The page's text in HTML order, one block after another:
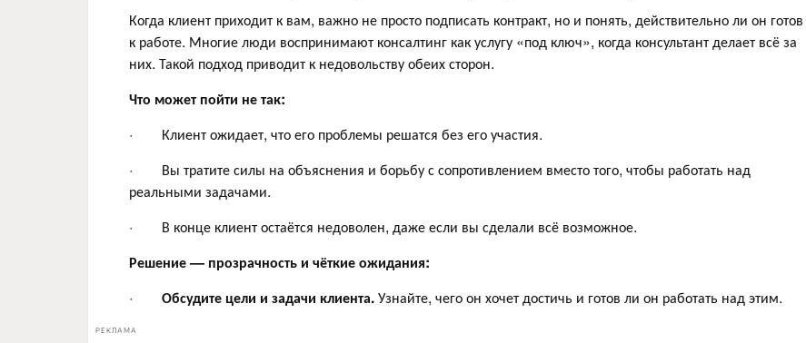
Когда клиент приходит к вам, важно не просто подписать контракт, но и понять, действительно ли он готов
к работе. Многие люди воспринимают консалтинг как услугу «под ключ», когда консультант делает всё за
них. Такой подход приводит к недовольству обеих сторон.
Что может пойти не так:
· Клиент ожидает, что его проблемы решатся без его участия.
· Вы тратите силы на объяснения и борьбу с сопротивлением вместо того, чтобы работать над
реальными задачами.
· В конце клиент остаётся недоволен, даже если вы сделали всё возможное.
Решение — прозрачность и чёткие ожидания:
· Обсудите цели и задачи клиента.Узнайте, чего он хочет достичь и готов ли он работать над этим.
РЕКЛАМА